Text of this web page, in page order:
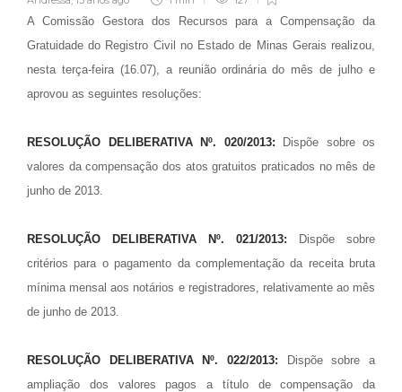
A Comissão Gestora dos Recursos para a Compensação da
Gratuidade do Registro Civil no Estado de Minas Gerais realizou,
nesta terça-feira (16.07), a reunião ordinária do mês de julho e
aprovou as seguintes resoluções:
RESOLUÇÃO DELIBERATIVA Nº. 020/2013: Dispõe sobre os
valores da compensação dos atos gratuitos praticados no mês de
junho de 2013.
RESOLUÇÃO DELIBERATIVA Nº. 021/2013: Dispõe sobre
critérios para o pagamento da complementação da receita bruta
mínima mensal aos notários e registradores, relativamente ao mês
de junho de 2013.
RESOLUÇÃO DELIBERATIVA Nº. 022/2013:
Dispõe sobre a
ampliação dos valores pagos a título de compensação da